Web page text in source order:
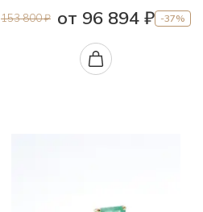
153 800 ₽ от 96 894 ₽ -37%